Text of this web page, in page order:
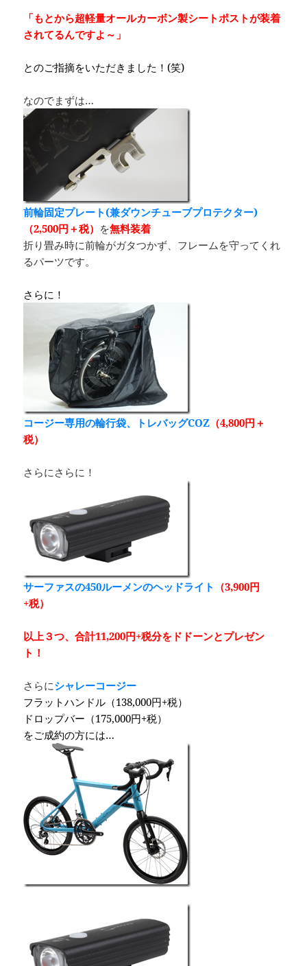
「もとから超軽量オールカーボン製シートポストが装着
されてるんですよ～」
とのご指摘をいただきました！(笑)
なのでまずは…
前輪固定プレート(兼ダウンチューブプロテクター)
（2,500円＋税） を無料装着
折り畳み時に前輪がガタつかず、フレームを守ってくれ
るパーツです。
さらに！
コージー専用の輪行袋、トレバッグCOZ （4,800円＋
税）
さらにさらに！
サーファスの450ルーメンのヘッドライト （3,900円
+税）
以上３つ、合計11,200円+税分をドドーンとプレゼン
ト！
さらにシャレーコージー
フラットハンドル（138,000円+税）
ドロップバー（175,000円+税）
をご成約の方には…